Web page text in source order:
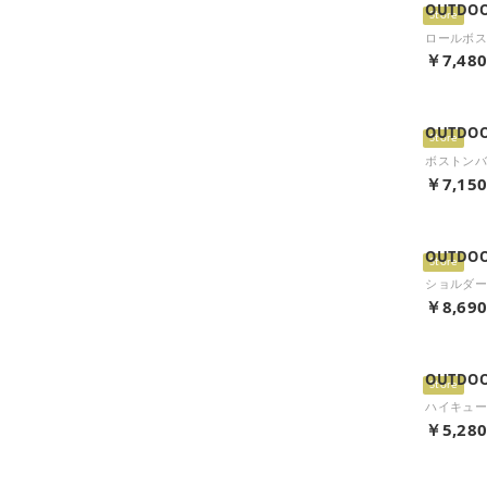
Store
ロールボ
￥7,480
Store
￥7,150
Store
￥8,690
Store
￥5,280